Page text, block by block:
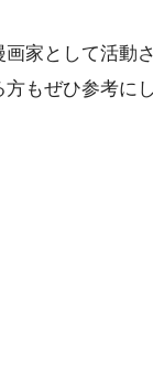
家として活動
もぜひ参考に